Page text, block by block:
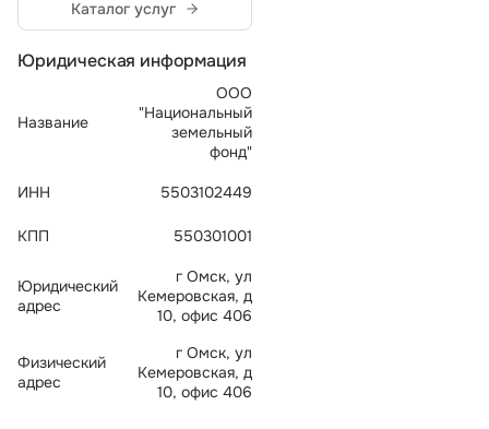
ТарифыКаталог услуг
Юридическая информация
Название
ООО
"Национальный
земельный
фонд"
ИНН 5503102449
КПП 550301001
Юридический
адрес
г Омск, ул
Кемеровская, д
10, офис 406
Физический
адрес
г Омск, ул
Кемеровская, д
10, офис 406